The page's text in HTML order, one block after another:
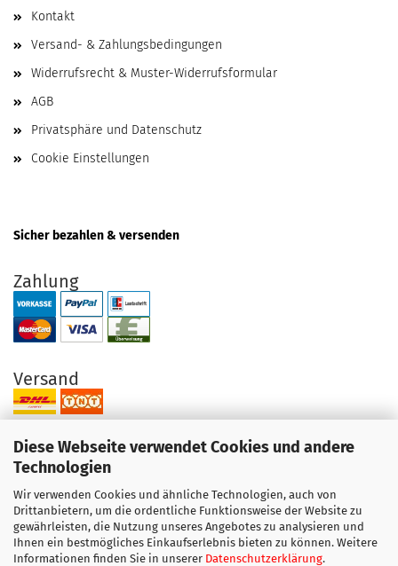
Diese Webseite verwendet Cookies und andere
Technologien
Wir verwenden Cookies und ähnliche Technologien, auch von
Drittanbietern, um die ordentliche Funktionsweise der Website zu
gewährleisten, die Nutzung unseres Angebotes zu analysieren und
Ihnen ein bestmögliches Einkaufserlebnis bieten zu können. Weitere
Informationen finden Sie in unserer Datenschutzerklärung.
Kontakt
Versand- & Zahlungsbedingungen
Widerrufsrecht & Muster-Widerrufsformular
AGB
Privatsphäre und Datenschutz
Cookie Einstellungen
Sicher bezahlen & versenden
Zahlung
Versand
Ihre Vorteile bei uns
Original Produkte direkt vom Hersteller
Exzellenter Support + Beratung